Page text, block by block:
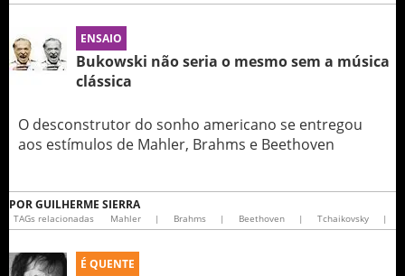
ENSAIO
Bukowski não seria o mesmo sem a música
clássica
O desconstrutor do sonho americano se entregou
aos estímulos de Mahler, Brahms e Beethoven
PORGUILHERME SIERRA
TAGs relacionadas Mahler | Brahms | Beethoven | Tchaikovsky |
É QUENTE